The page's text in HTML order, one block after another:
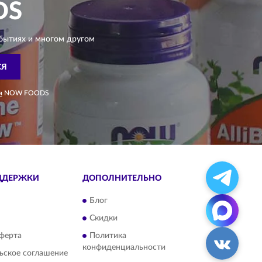
и многом другом
NOW FOODS
соглашение
ДОПОЛНИТЕЛЬНО
Блог
Скидки
Политика
конфиденциальности